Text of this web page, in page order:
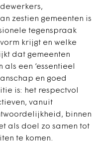
zestien gemeenten is
tegenspraak
krijgt en welke
dat gemeenten
een ‘essentieel
en goed
is: het respectvol
vanuit
binnen
als doel zo samen tot
te komen.